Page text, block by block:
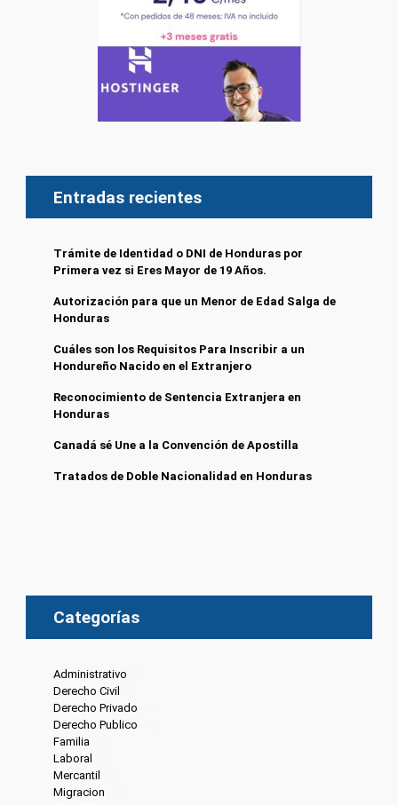
Entradas recientes
Trámite de Identidad o DNI de Honduras por
Primera vez si Eres Mayor de 19 Años.
Autorización para que un Menor de Edad Salga de
Honduras
Cuáles son los Requisitos Para Inscribir a un
Hondureño Nacido en el Extranjero
Reconocimiento de Sentencia Extranjera en
Honduras
Canadá sé Une a la Convención de Apostilla
Tratados de Doble Nacionalidad en Honduras
Categorías
Administrativo
Derecho Civil
Derecho Privado
Derecho Publico
Familia
Laboral
Mercantil
Migracion